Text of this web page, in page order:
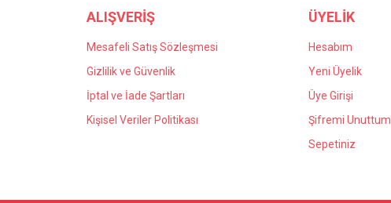
ALIŞVERİŞ
Mesafeli Satış Sözleşmesi
Gizlilik ve Güvenlik
İptal ve İade Şartları
Kişisel Veriler Politikası
ÜYELİK
Hesabım
Yeni Üyelik
Üye Girişi
Şifremi Unuttum
Sepetiniz